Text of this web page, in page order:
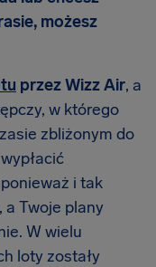
możesz
przez Wizz Air, a
w którego
zbliżonym do
i tak
Twoje plany
W wielu
loty zostały